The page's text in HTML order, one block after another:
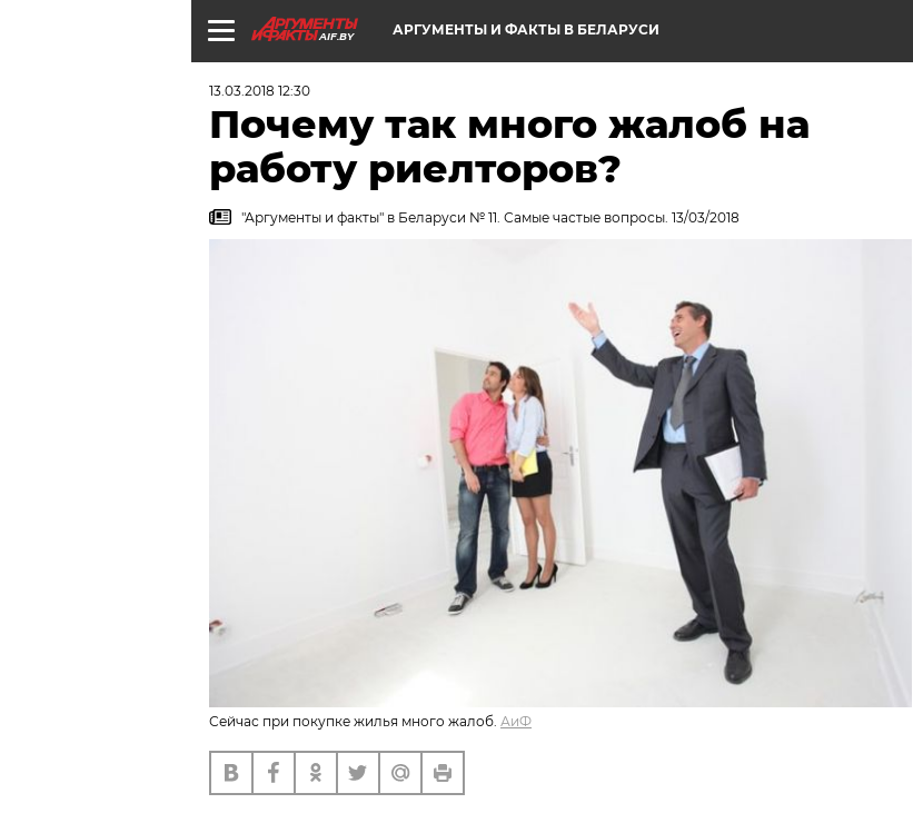
AIF.BY АРГУМЕНТЫ И ФАКТЫ В БЕЛАРУСИ
13.03.2018 12:30
Почему так много жалоб на
работу риелторов?
"Аргументы и факты" в Беларуси № 11. Самые частые вопросы. 13/03/2018
Сейчас при покупке жилья много жалоб. АиФ